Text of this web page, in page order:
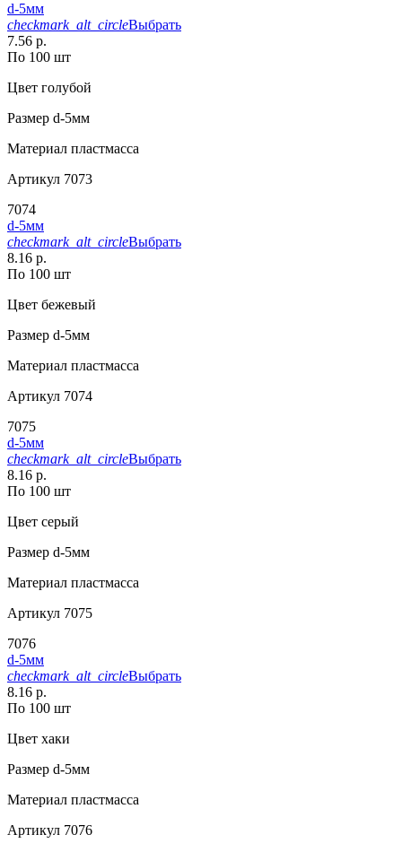
d-5мм
checkmark_alt_circleВыбрать
7.56 р.
По 100 шт
Цвет голубой
Размер d-5мм
Материал пластмасса
Артикул 7073
7074
d-5мм
checkmark_alt_circleВыбрать
8.16 р.
По 100 шт
Цвет бежевый
Размер d-5мм
Материал пластмасса
Артикул 7074
7075
d-5мм
checkmark_alt_circleВыбрать
8.16 р.
По 100 шт
Цвет серый
Размер d-5мм
Материал пластмасса
Артикул 7075
7076
d-5мм
checkmark_alt_circleВыбрать
8.16 р.
По 100 шт
Цвет хаки
Размер d-5мм
Материал пластмасса
Артикул 7076